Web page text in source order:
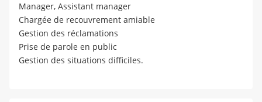
Manager, Assistant manager
Chargée de recouvrement amiable
Gestion des réclamations
Prise de parole en public
Gestion des situations difficiles.